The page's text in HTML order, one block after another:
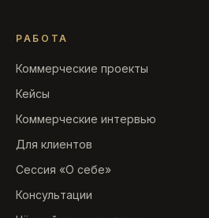
РАБОТА
Коммерческие проекты
Кейсы
Коммерческие интервью
Для клиентов
Сессия «О себе»
Консультации